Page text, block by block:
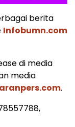
berita
Infobumn.com
di media
media
.